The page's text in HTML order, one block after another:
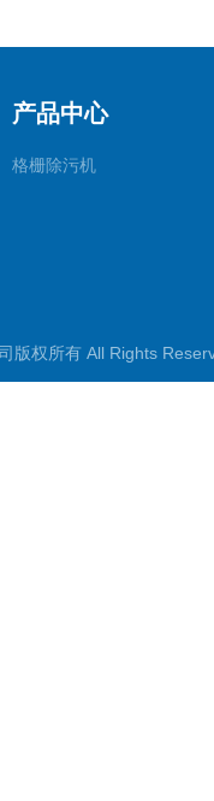
产品中心
格栅除污机
司版权所有 All Rights